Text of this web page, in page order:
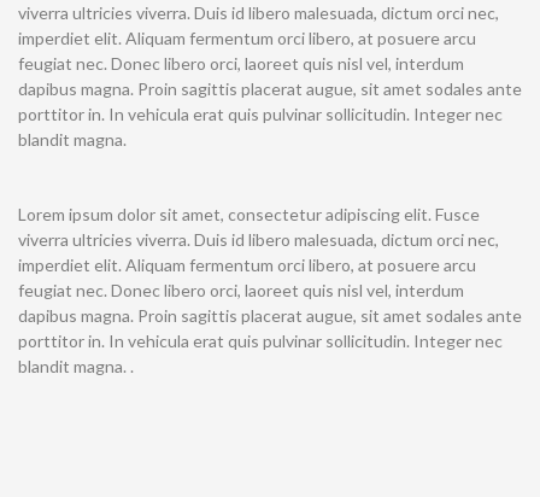
viverra ultricies viverra. Duis id libero malesuada, dictum orci nec,
imperdiet elit. Aliquam fermentum orci libero, at posuere arcu
feugiat nec. Donec libero orci, laoreet quis nisl vel, interdum
dapibus magna. Proin sagittis placerat augue, sit amet sodales ante
porttitor in. In vehicula erat quis pulvinar sollicitudin. Integer nec
blandit magna.
Lorem ipsum dolor sit amet, consectetur adipiscing elit. Fusce
viverra ultricies viverra. Duis id libero malesuada, dictum orci nec,
imperdiet elit. Aliquam fermentum orci libero, at posuere arcu
feugiat nec. Donec libero orci, laoreet quis nisl vel, interdum
dapibus magna. Proin sagittis placerat augue, sit amet sodales ante
porttitor in. In vehicula erat quis pulvinar sollicitudin. Integer nec
blandit magna. .